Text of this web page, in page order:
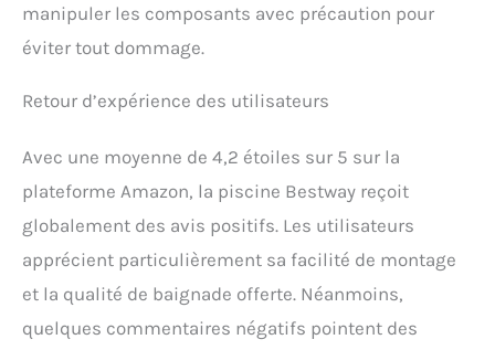
manipuler les composants avec précaution pour
éviter tout dommage.
Retour d’expérience des utilisateurs
Avec une moyenne de 4,2 étoiles sur 5 sur la
plateforme Amazon, la piscine Bestway reçoit
globalement des avis positifs. Les utilisateurs
apprécient particulièrement sa facilité de montage
et la qualité de baignade offerte. Néanmoins,
quelques commentaires négatifs pointent des